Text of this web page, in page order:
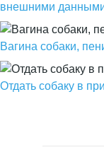
внешними
Вагина собаки,
Отдать собаку в